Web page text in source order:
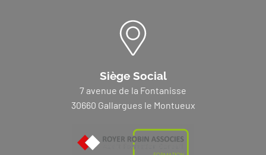
Siège Social
7 avenue de la Fontanisse
30660 Gallargues le Montueux